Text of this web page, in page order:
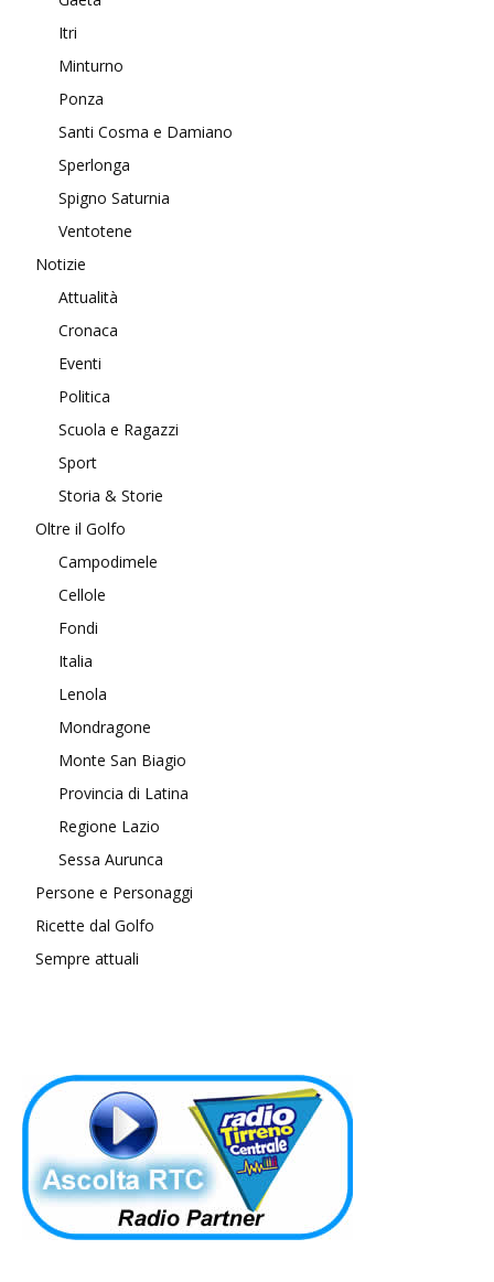
Itri
Minturno
Ponza
Santi Cosma e Damiano
Sperlonga
Spigno Saturnia
Ventotene
Notizie
Attualità
Cronaca
Eventi
Politica
Scuola e Ragazzi
Sport
Storia & Storie
Oltre il Golfo
Campodimele
Cellole
Fondi
Italia
Lenola
Mondragone
Monte San Biagio
Provincia di Latina
Regione Lazio
Sessa Aurunca
Persone e Personaggi
Ricette dal Golfo
Sempre attuali